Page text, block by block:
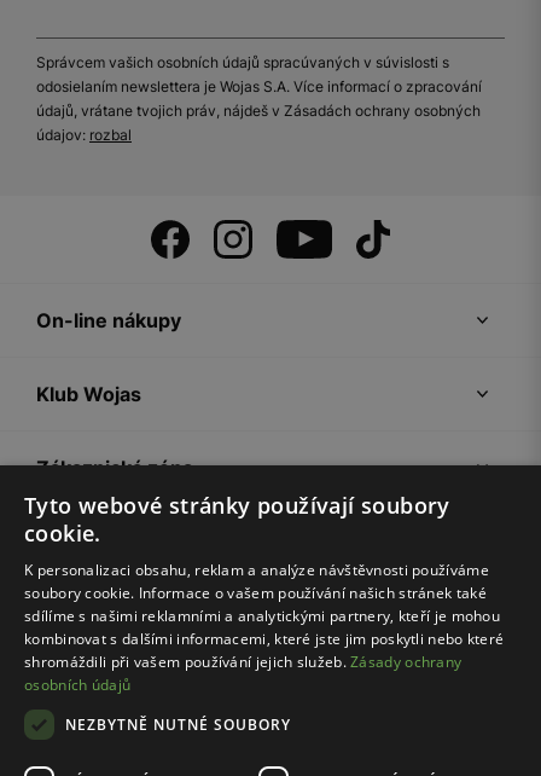
Správcem vašich osobních údajů spracúvaných v súvislosti s
odosielaním newslettera je Wojas S.A. Více informací o zpracování
údajů, vrátane tvojich práv, nájdeš v Zásadách ochrany osobných
údajov: rozbal
On-line nákupy
Klub Wojas
Zákaznická zóna
Společnost Wojas
Rady
Tyto webové stránky používají soubory
cookie.
K personalizaci obsahu, reklam a analýze návštěvnosti používáme
soubory cookie. Informace o vašem používání našich stránek také
sdílíme s našimi reklamními a analytickými partnery, kteří je mohou
kombinovat s dalšími informacemi, které jste jim poskytli nebo které
shromáždili při vašem používání jejich služeb.Zásady ochrany
osobních údajů
NEZBYTNĚ NUTNÉ SOUBORY